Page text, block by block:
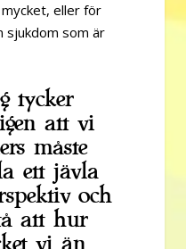
eller för
sjukdom som är
tycker
att vi
måste
ett jävla
och
att hur